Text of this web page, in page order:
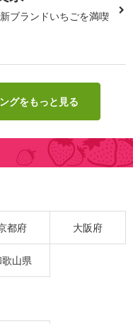
ブランドいちごを満喫
グをもっと見る
都府 大阪府
山県